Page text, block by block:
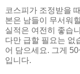
코스피가 조정받을
본은 남들이 무서워
실적은 여전히 좋습
다만 급할 필요는 없
어 담으세요. 그게
입니다.